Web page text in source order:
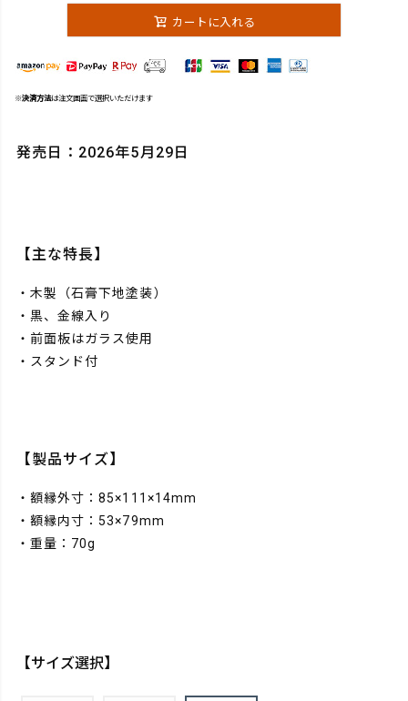
カートに入れる
※決済方法は注文画面で選択いただけます
発売日：2026年5月29日
【主な特長】
・木製（石膏下地塗装）
・黒、金線入り
・前面板はガラス使用
・スタンド付
【製品サイズ】
・額縁外寸：85×111×14mm
・額縁内寸：53×79mm
・重量：70g
【サイズ選択】